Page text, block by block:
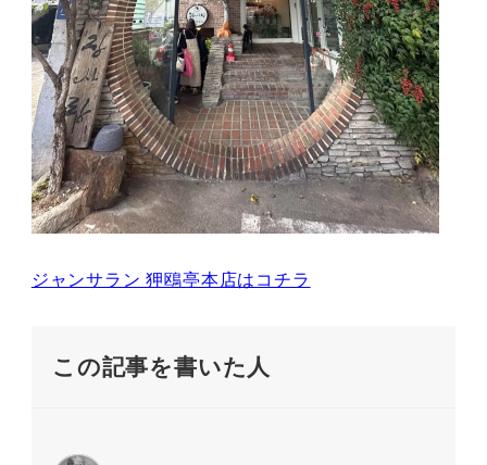
ジャンサラン 狎鴎亭本店はコチラ
この記事を書いた人